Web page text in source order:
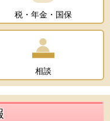
税・年金・国保
相談